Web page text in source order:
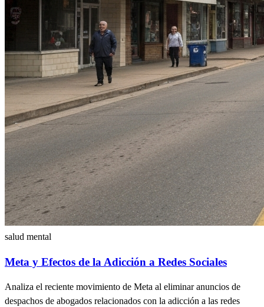
salud mental
Meta y Efectos de la Adicción a Redes Sociales
Analiza el reciente movimiento de Meta al eliminar anuncios de
despachos de abogados relacionados con la adicción a las redes